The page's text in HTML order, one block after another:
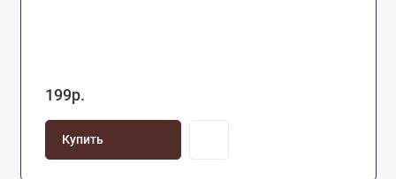
199р.
Купить